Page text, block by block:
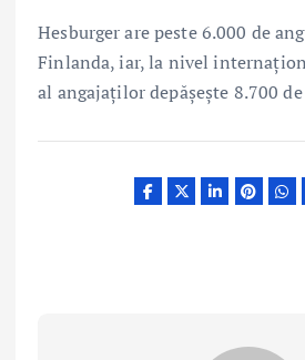
Hesburger are peste 6.000 de
Finlanda, iar, la nivel
al angajaților depășește 8.700